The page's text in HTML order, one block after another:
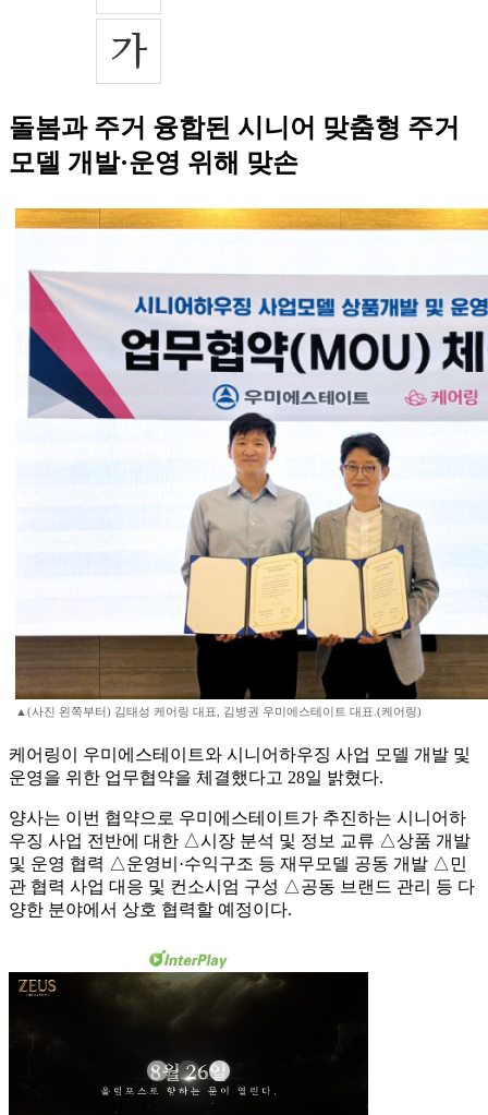
돌봄과 주거 융합된 시니어 맞춤형 주거
모델 개발·운영 위해 맞손
▲(사진 왼쪽부터) 김태성 케어링 대표, 김병권 우미에스테이트 대표.(케어링)
케어링이 우미에스테이트와 시니어하우징 사업 모델 개발 및
운영을 위한 업무협약을 체결했다고 28일 밝혔다.
양사는 이번 협약으로 우미에스테이트가 추진하는 시니어하
우징 사업 전반에 대한 △시장 분석 및 정보 교류 △상품 개발
및 운영 협력 △운영비·수익구조 등 재무모델 공동 개발 △민
관 협력 사업 대응 및 컨소시엄 구성 △공동 브랜드 관리 등 다
양한 분야에서 상호 협력할 예정이다.